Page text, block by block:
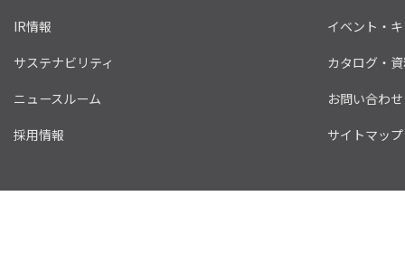
IR情報
サステナビリティ
ニュースルーム
採用情報
イベント・
カタログ・
お問い合わせ
サイトマップ